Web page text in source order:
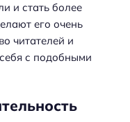
и стать более
его очень
читателей и
с подобными